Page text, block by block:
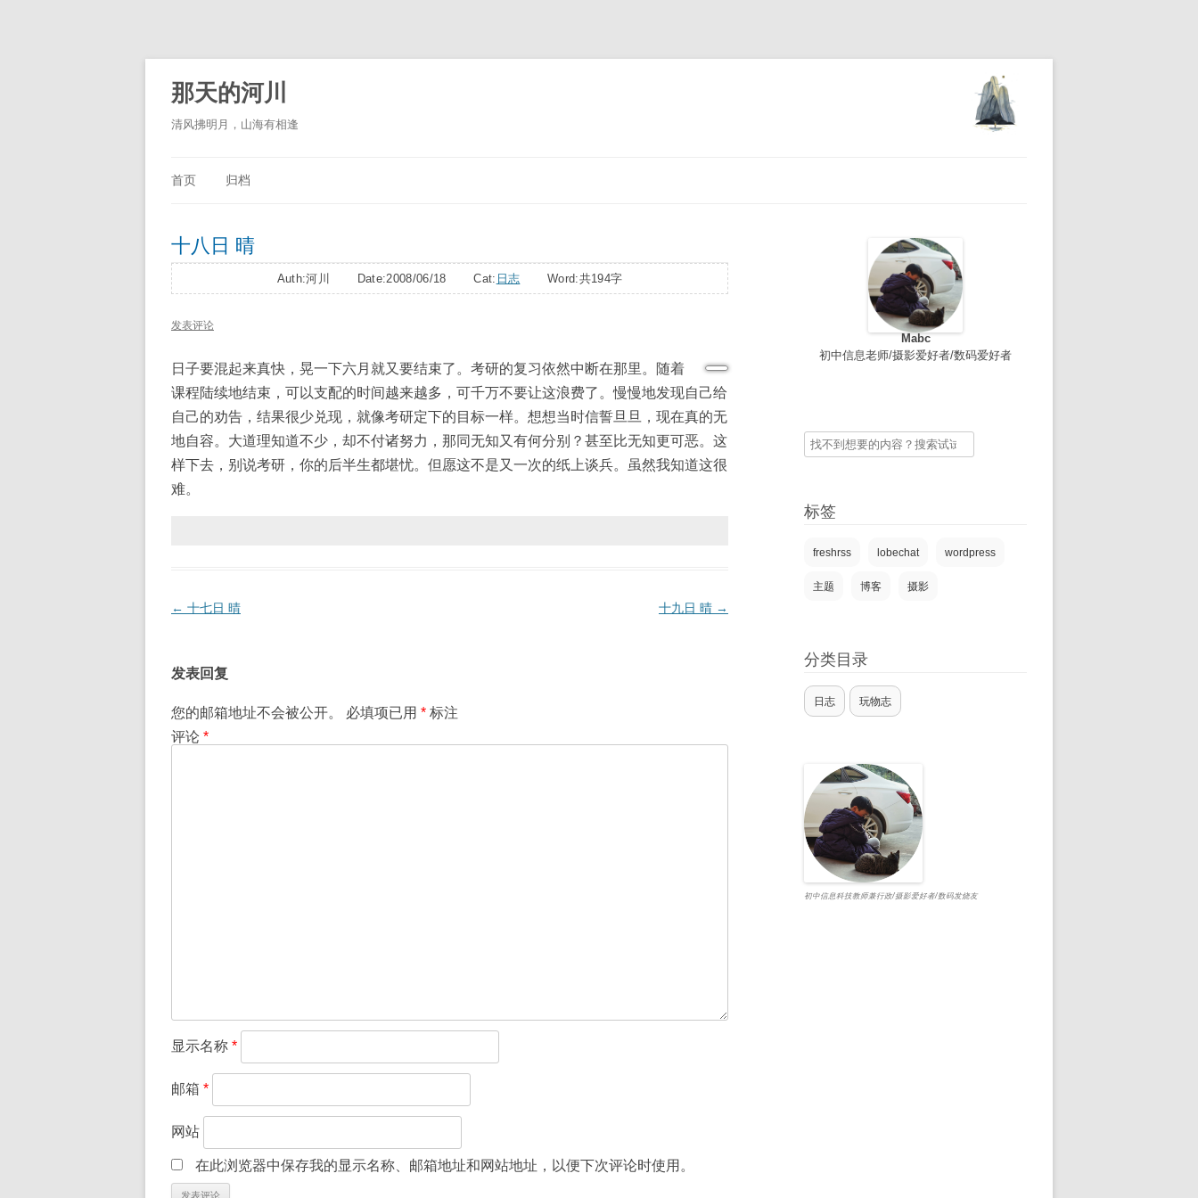
那天的河川
清风拂明月，山海有相逢
首页 归档
十八日 晴
Auth:河川 Date:2008/06/18 Cat: 日志 Word:共194字
发表评论
日子要混起来真快，晃一下六月就又要结束了。考研的复习依然中断在那里。随着
课程陆续地结束，可以支配的时间越来越多，可千万不要让这浪费了。慢慢地发现自己给
自己的劝告，结果很少兑现，就像考研定下的目标一样。想想当时信誓旦旦，现在真的无
地自容。大道理知道不少，却不付诸努力，那同无知又有何分别？甚至比无知更可恶。这
样下去，别说考研，你的后半生都堪忧。但愿这不是又一次的纸上谈兵。虽然我知道这很
难。
文
航
← 十七日 晴 十九日 晴 →
发表回复
您的邮箱地址不会被公开。 必填项已用 * 标注
评论 *
显示名称 *
邮箱 *
网站
在此浏览器中保存我的显示名称、邮箱地址和网站地址，以便下次评论时使用。
Mabc
初中信息老师/摄影爱好者/数码爱好者
搜
标签
freshrss lobechat wordpress
主题 博客 摄影
分类目录
日志 玩物志
初中信息科技教师兼行政/摄影爱好者/数码发烧友